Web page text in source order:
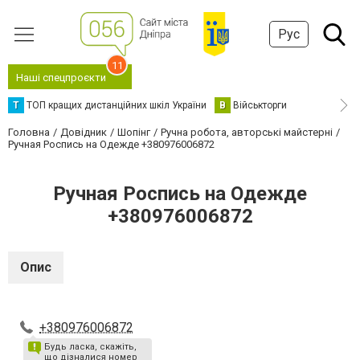
Рус
Наші спецпроєкти
11
Т ТОП кращих дистанційних шкіл України В Військторги
Головна Довідник Шопінг
Ручна робота, авторські майстерні
Ручная Роспись на Одежде +380976006872
Ручная Роспись на Одежде
+380976006872
Опис
+380976006872
Будь ласка, скажіть,
що дізналися номер